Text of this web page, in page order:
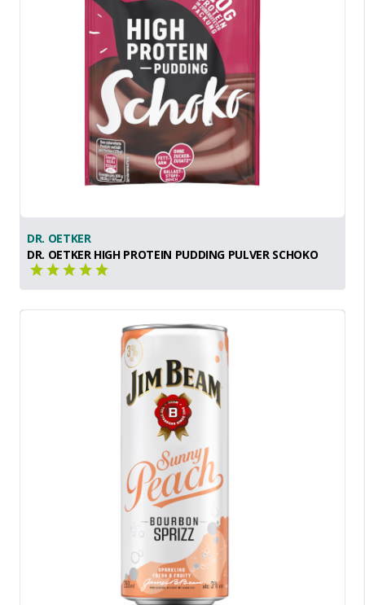
DR. OETKER
DR. OETKER HIGH PROTEIN PUDDING PULVER SCHOKO